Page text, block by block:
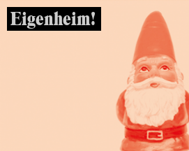
Eigenheim!